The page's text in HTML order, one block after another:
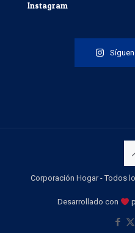
Instagram
Corporación Hogar - Todos
Desarrollado con